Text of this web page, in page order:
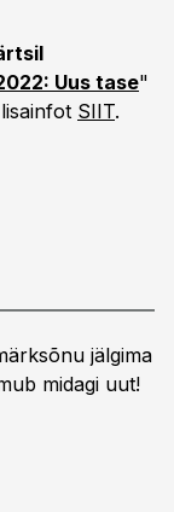
Uus tase"
SIIT.
jälgima
midagi uut!